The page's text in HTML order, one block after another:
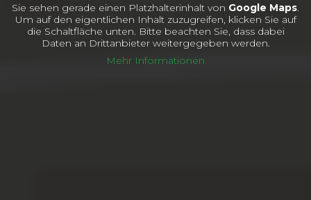
Sie sehen gerade einen Platzhalterinhalt von Google Maps.
Um auf den eigentlichen Inhalt zuzugreifen, klicken Sie auf
die Schaltfläche unten. Bitte beachten Sie, dass dabei
Daten an Drittanbieter weitergegeben werden.
Mehr Informationen